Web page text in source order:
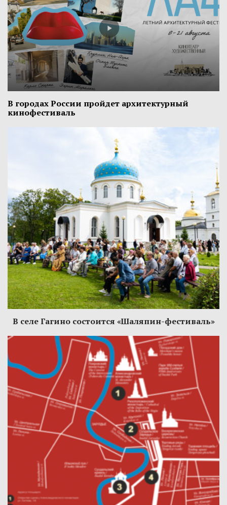
В городах России пройдет архитектурный
кинофестиваль
В селе Гагино состоится «Шаляпин-фестиваль»